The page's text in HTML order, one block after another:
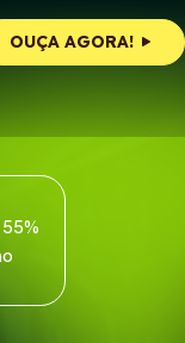
OUÇA AGORA!